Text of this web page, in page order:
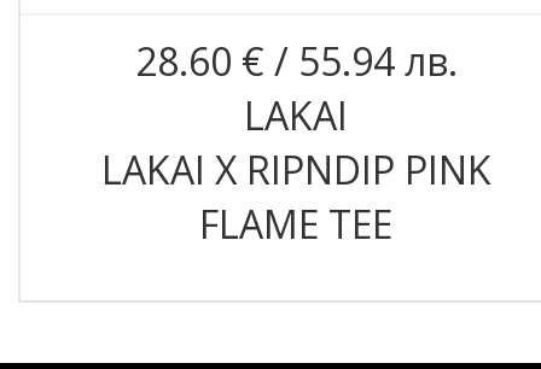
28.60 € / 55.94 лв.
LAKAI
LAKAI X RIPNDIP PINK
FLAME TEE